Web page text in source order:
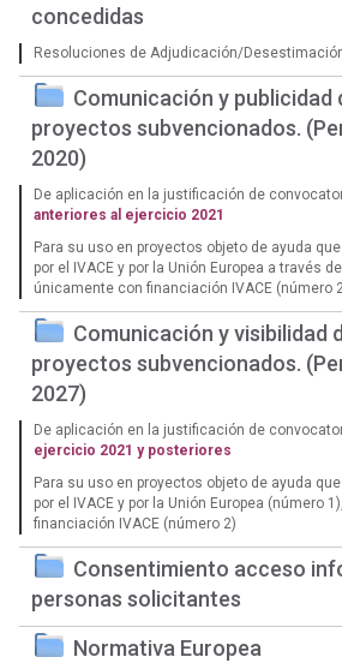
concedidas
Resoluciones de Adjudicación/
Comunicación y publicidad
proyectos subvencionados.
2020)
De aplicación en la justificación de
anteriores al ejercicio 2021
Para su uso en proyectos objeto de ayuda
por el IVACE y por la Unión Europea a través
únicamente con financiación IVACE (número
Comunicación y visibilidad
proyectos subvencionados.
2027)
De aplicación en la justificación de
ejercicio 2021 y posteriores
Para su uso en proyectos objeto de ayuda
por el IVACE y por la Unión Europea (número
financiación IVACE (número 2)
Consentimiento acceso
personas solicitantes
Normativa Europea